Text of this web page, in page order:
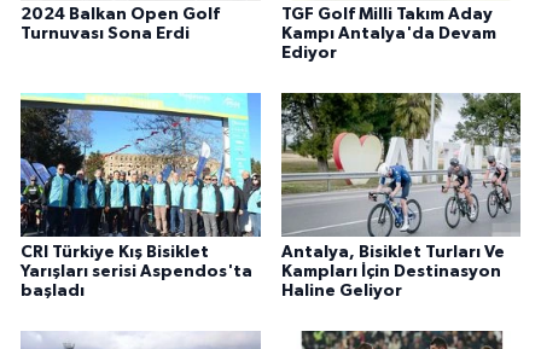
2024 Balkan Open Golf
Turnuvası Sona Erdi
TGF Golf Milli Takım Aday
Kampı Antalya'da Devam
Ediyor
CRI Türkiye Kış Bisiklet
Yarışları serisi Aspendos'ta
başladı
Antalya, Bisiklet Turları Ve
Kampları İçin Destinasyon
Haline Geliyor